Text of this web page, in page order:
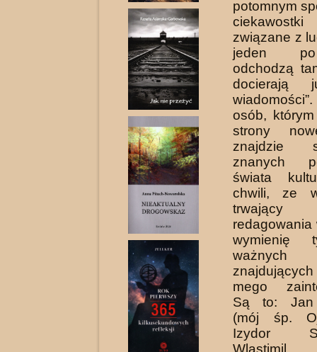
potomnym
związane z
jeden
odchodzą
docierają
osób,
strony
znajdzie
znanych
świata
chwili, ze
redagowania
wymienię
ważnych
mego
Są to: Jan
(mój śp.
Izydor
Wlastimil